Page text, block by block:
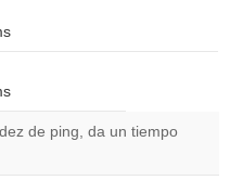
de ping, da un tiempo